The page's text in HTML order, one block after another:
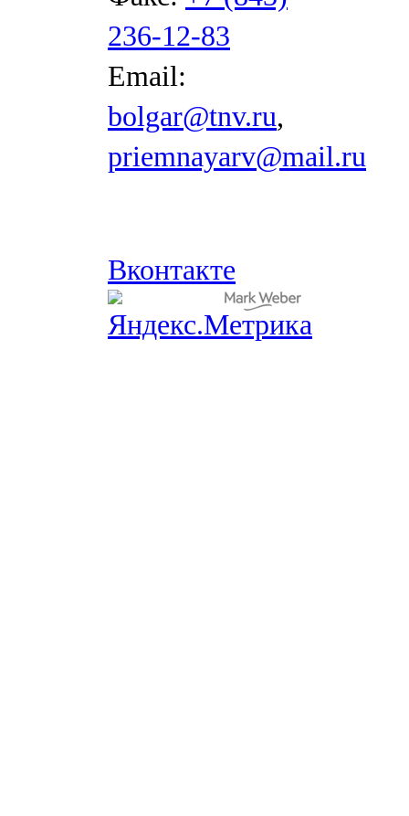
236-12-83
Email:
bolgar@tnv.ru,
priemnayarv@mail.ru
Вконтакте